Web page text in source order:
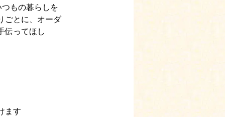
もの暮らしを
ごとに、オーダ
伝ってほし
ます